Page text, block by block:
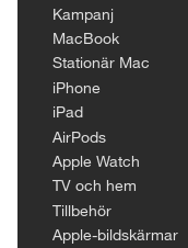
Kampanj
MacBook
Stationär Mac
iPhone
iPad
AirPods
Apple Watch
TV och hem
Tillbehör
Apple-bildskärmar